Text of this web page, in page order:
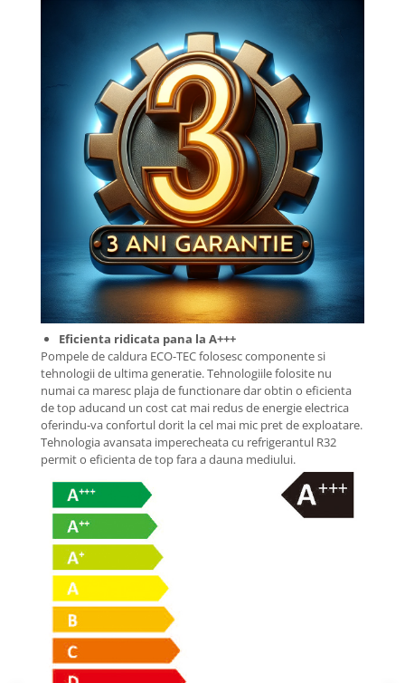
Eficienta ridicata pana la A+++
Pompele de caldura ECO-TEC folosesc componente si
tehnologii de ultima generatie. Tehnologiile folosite nu
numai ca maresc plaja de functionare dar obtin o eficienta
de top aducand un cost cat mai redus de energie electrica
oferindu-va confortul dorit la cel mai mic pret de exploatare.
Tehnologia avansata imperecheata cu refrigerantul R32
permit o eficienta de top fara a dauna mediului.